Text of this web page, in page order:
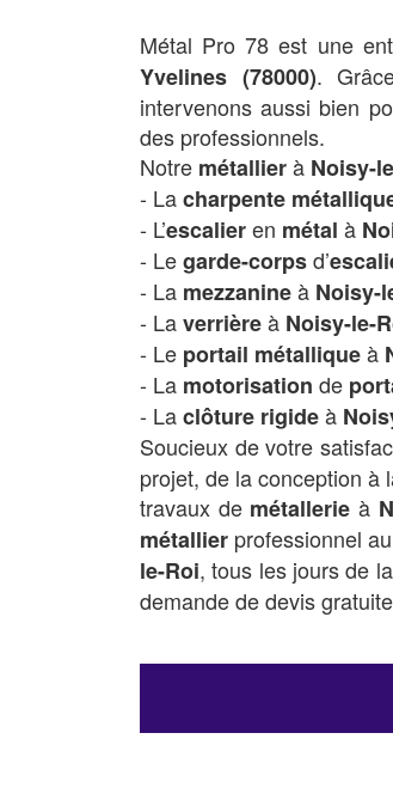
Métal Pro 78 est une
Yvelines (78000).
intervenons aussi bien
des professionnels.
Notre métallierà Noisy-
- Lacharpente
- L’escalieren métal à
- Legarde-corpsd’
- La mezzanineà Noisy-
- Laverrièreà Noisy-le-
- Le portail métalliqueà
- La motorisation de
- Laclôture rigideà
Soucieux de votre
projet, de la conception à
travaux de métallerie à
métallier professionnel au
le-Roi, tous les jours de
demande de devis